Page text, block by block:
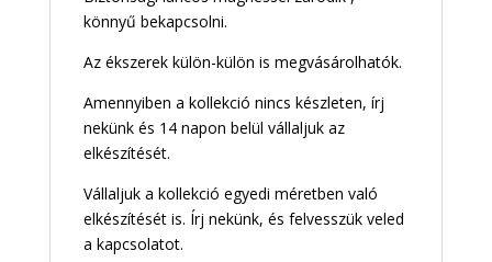
könnyű bekapcsolni.
Az ékszerek külön-külön is megvásárolhatók.
Amennyiben a kollekció nincs készleten, írj
nekünk és 14 napon belül vállaljuk az
elkészítését.
Vállaljuk a kollekció egyedi méretben való
elkészítését is. Írj nekünk, és felvesszük veled
a kapcsolatot.